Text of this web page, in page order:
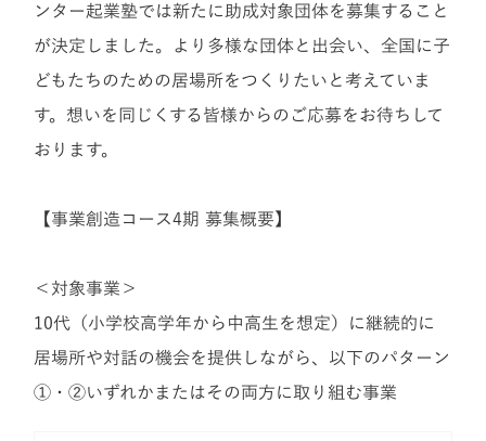
ンター起業塾では新たに助成対象団体を募集すること
が決定しました。より多様な団体と出会い、全国に子
どもたちのための居場所をつくりたいと考えていま
す。想いを同じくする皆様からのご応募をお待ちして
おります。
【事業創造コース4期 募集概要】
＜対象事業＞
10代（小学校高学年から中高生を想定）に継続的に
居場所や対話の機会を提供しながら、以下のパターン
①・②いずれかまたはその両方に取り組む事業